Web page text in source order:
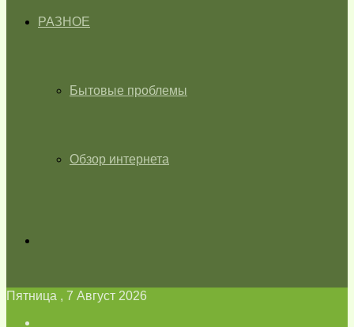
РАЗНОЕ
Бытовые проблемы
Обзор интернета
Пятница , 7 Август 2026